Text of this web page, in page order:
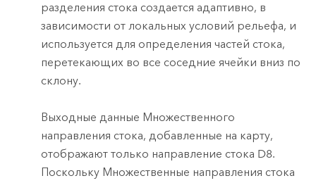
разделения стока создается адаптивно, в
зависимости от локальных условий рельефа, и
используется для определения частей стока,
перетекающих во все соседние ячейки вниз по
склону.
Выходные данные Множественного
направления стока, добавленные на карту,
отображают только направление стока D8.
Поскольку Множественные направления стока